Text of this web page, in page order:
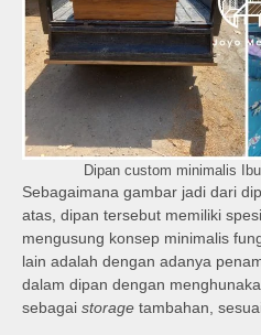
Dipan custom minimalis
Sebagaimana gambar jadi dari
atas, dipan tersebut memiliki
mengusung konsep minimalis
lain adalah dengan adanya
dalam dipan dengan
sebagai storage tambahan,